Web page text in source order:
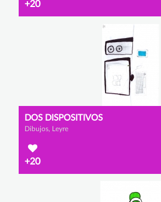
+20
DOS DISPOSITIVOS
Dibujos, Leyre
+20